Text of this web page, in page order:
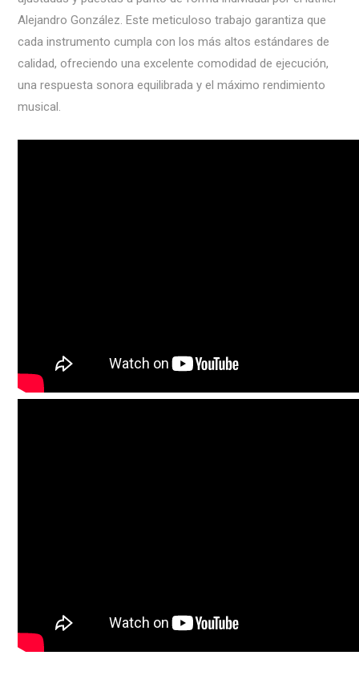
Alejandro González. Este meticuloso trabajo garantiza que
cada instrumento cumpla con los más altos estándares de
calidad, ofreciendo una excelente comodidad de ejecución,
una respuesta sonora equilibrada y el máximo rendimiento
musical.